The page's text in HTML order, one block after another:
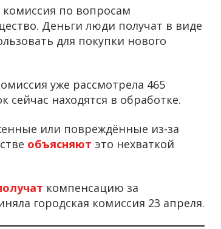
по вопросам
Деньги люди получат в виде
для покупки нового
уже рассмотрела 465
сейчас находятся в обработке.
или повреждённые из-за
объясняют это нехваткой
компенсацию за
городская комиссия 23 апреля.